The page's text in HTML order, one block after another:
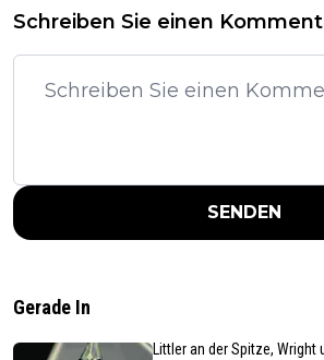
Schreiben Sie einen
SENDEN
Gerade In
Littler an der Spitze, Wright